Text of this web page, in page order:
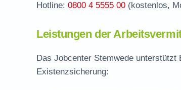
Häufige Fragen rund ums
Hotline: 0800 4 5555 00 (kostenlos,
Leistungen der
Das Jobcenter Stemwede unterstützt
Existenzsicherung: